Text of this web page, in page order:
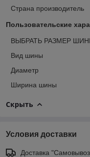
Страна производитель
Пользовательские
ВЫБРАТЬ РАЗМЕР
Вид шины
Диаметр
Ширина шины
Скрыть
Условия доставки
Доставка